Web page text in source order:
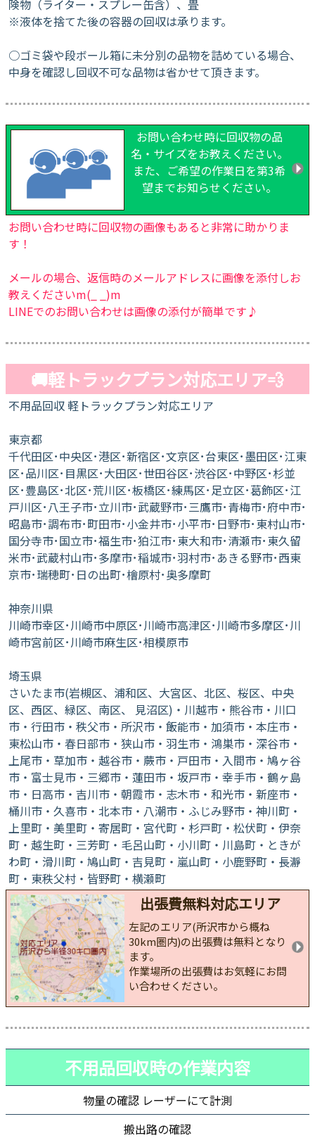
険物（ライター・スプレー缶含）、畳
※液体を捨てた後の容器の回収は承ります。
○ゴミ袋や段ボール箱に未分別の品物を詰めている場合、
中身を確認し回収不可な品物は省かせて頂きます。
お問い合わせ時に回収物の品
名・サイズをお教えください。
また、ご希望の作業日を第3希
望までお知らせください。
お問い合わせ時に回収物の画像もあると非常に助かりま
す！
メールの場合、返信時のメールアドレスに画像を添付しお
教えくださいm(_ _)m
LINEでのお問い合わせは画像の添付が簡単です♪
🚚軽トラックプラン対応エリア💨
不用品回収 軽トラックプラン対応エリア
東京都
千代田区･中央区･港区･新宿区･文京区･台東区･墨田区･江東
区･品川区･目黒区･大田区･世田谷区･渋谷区･中野区･杉並
区･豊島区･北区･荒川区･板橋区･練馬区･足立区･葛飾区･江
戸川区･八王子市･立川市･武蔵野市･三鷹市･青梅市･府中市･
昭島市･調布市･町田市･小金井市･小平市･日野市･東村山市･
国分寺市･国立市･福生市･狛江市･東大和市･清瀬市･東久留
米市･武蔵村山市･多摩市･稲城市･羽村市･あきる野市･西東
京市･瑞穂町･日の出町･檜原村･奥多摩町
神奈川県
川崎市幸区･川崎市中原区･川崎市高津区･川崎市多摩区･川
崎市宮前区･川崎市麻生区･相模原市
埼玉県
さいたま市(岩槻区、浦和区、大宮区、北区、桜区、中央
区、西区、緑区、南区、 見沼区)・川越市・熊谷市・川口
市・行田市・秩父市・所沢市・飯能市・加須市・本庄市・
東松山市・春日部市・狭山市・羽生市・鴻巣市・深谷市・
上尾市・草加市・越谷市・蕨市・戸田市・入間市・鳩ヶ谷
市・富士見市・三郷市・蓮田市・坂戸市・幸手市・鶴ヶ島
市・日高市・吉川市・朝霞市・志木市・和光市・新座市・
桶川市・久喜市・北本市・八潮市・ふじみ野市・神川町・
上里町・美里町・寄居町・宮代町・杉戸町・松伏町・伊奈
町・越生町・三芳町・毛呂山町・小川町・川島町・ときが
わ町・滑川町・鳩山町・吉見町・嵐山町・小鹿野町・長瀞
町・東秩父村・皆野町・横瀬町
出張費無料対応エリア
左記のエリア(所沢市から概ね
30km圏内)の出張費は無料となり
ます。
作業場所の出張費はお気軽にお問
い合わせください。
不用品回収時の作業内容
物量の確認 レーザーにて計測
搬出路の確認